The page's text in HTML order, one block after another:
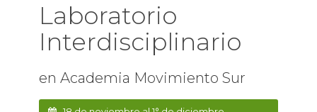
Laboratorio
Interdisciplinario
en Academia Movimiento Sur